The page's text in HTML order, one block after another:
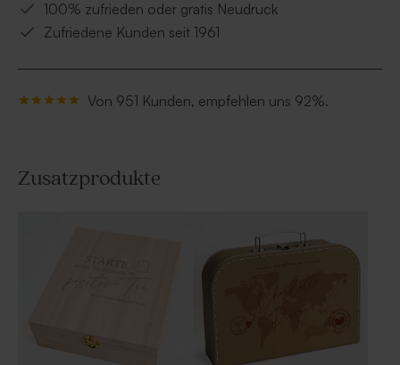
100% zufrieden oder gratis Neudruck
Zufriedene Kunden seit 1961
Von 951 Kunden, empfehlen uns 92%.
Zusatzprodukte